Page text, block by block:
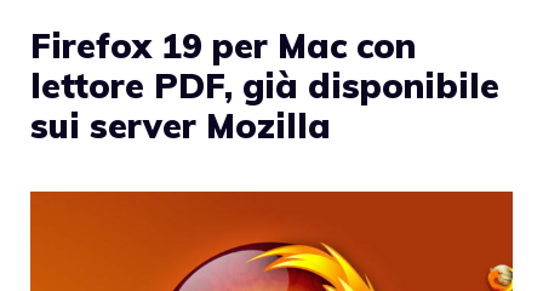
Firefox 19 per Mac con
lettore PDF, già disponibile
sui server Mozilla